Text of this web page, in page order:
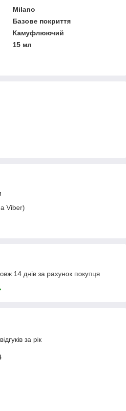
Milano
Базове покриття
Камуфлюючий
15 мл
Viber)
14 днів за рахунок покупця
за рік